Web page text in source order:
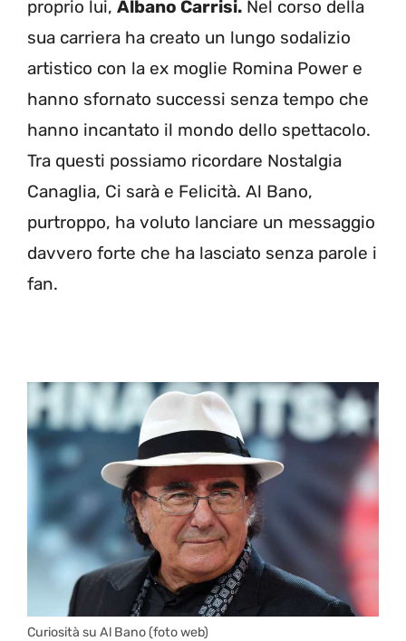
proprio lui, Albano Carrisi. Nel corso della
sua carriera ha creato un lungo sodalizio
artistico con la ex moglie Romina Power e
hanno sfornato successi senza tempo che
hanno incantato il mondo dello spettacolo.
Tra questi possiamo ricordare Nostalgia
Canaglia, Ci sarà e Felicità. Al Bano,
purtroppo, ha voluto lanciare un messaggio
davvero forte che ha lasciato senza parole i
fan.
Curiosità su Al Bano (foto web)